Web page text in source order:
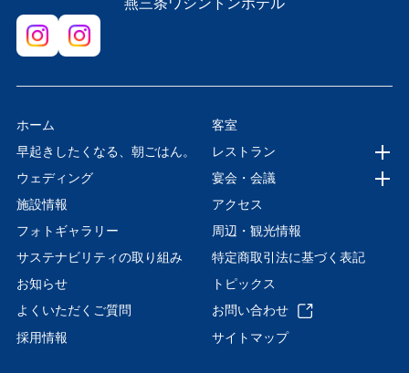
燕三条ワシントンホテル
ホーム
客室
早起きしたくなる、朝ごはん。
レストラン
ウェディング
宴会・会議
施設情報
アクセス
フォトギャラリー
周辺・観光情報
サステナビリティの取り組み
特定商取引法に基づく表記
お知らせ
トピックス
よくいただくご質問
お問い合わせ
採用情報
サイトマップ